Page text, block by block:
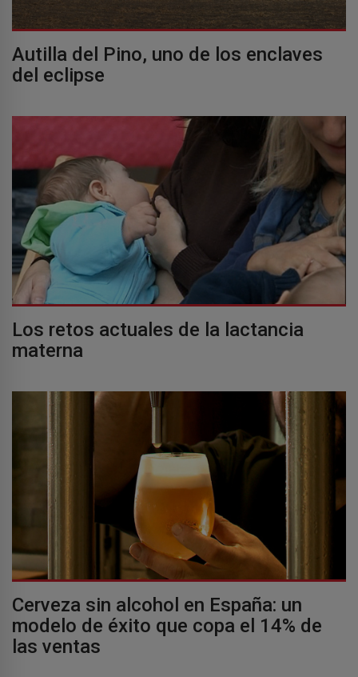
Autilla del Pino, uno de los enclaves
del eclipse
Los retos actuales de la lactancia
materna
Cerveza sin alcohol en España: un
modelo de éxito que copa el 14% de
las ventas